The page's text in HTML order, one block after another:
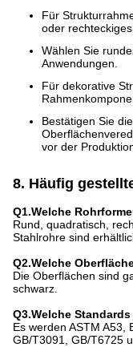
Für
oder
Wählen Sie
Anwendungen.
Für dekorative
Bestätigen Sie
vor der
8. Häufig
Q1.Welche
Rund, quadratisch,
Stahlrohre sind
Q2.Welche
Die Oberflächen sind
schwarz.
Q3.Welche
Es werden ASTM A53,
GB/T3091, GB/T6725